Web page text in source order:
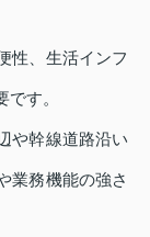
性、生活インフ
す。
や幹線道路沿い
業務機能の強さ